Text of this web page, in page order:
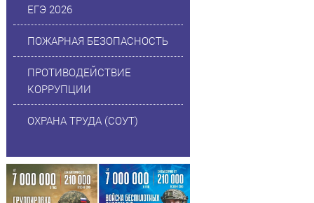
ЕГЭ 2026
ПОЖАРНАЯ БЕЗОПАСНОСТЬ
ПРОТИВОДЕЙСТВИЕ
КОРРУПЦИИ
ОХРАНА ТРУДА (СОУТ)